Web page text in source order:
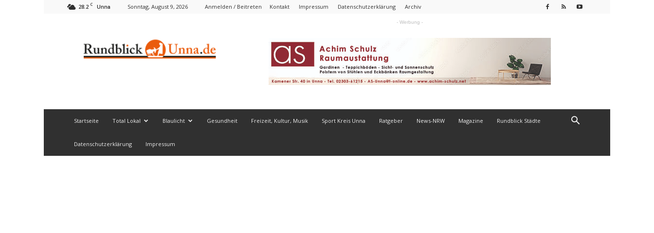
28.2 C Unna Sonntag, August 9, 2026 Anmelden / Beitreten Kontakt Impressum Datenschutzerklärung Archiv
- Werbung -
Startseite Total Lokal Blaulicht Gesundheit Freizeit, Kultur, Musik Sport Kreis Unna Ratgeber News-NRW Magazine Rundblick Städte
Datenschutzerklärung Impressum